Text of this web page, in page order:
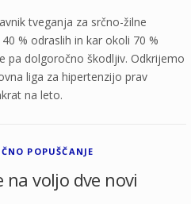
tveganja za srčno-žilne
% odraslih in kar okoli 70 %
pa dolgoročno škodljiv. Odkrijemo
liga za hipertenzijo prav
na leto.
POPUŠČANJE
na voljo dve novi